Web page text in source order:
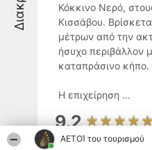
ΑΕΤΟΊ του τουρισμού
Κόκκινο Νερό,
Κισσάβου.
μέτρων από την
ήσυχο περιβάλλον
καταπράσινο κήπο.
Η επιχείρηση ...
9.2